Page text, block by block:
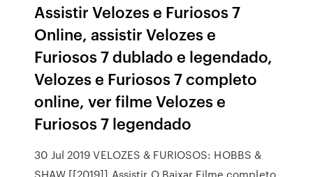
Assistir Velozes e Furiosos 7
Online, assistir Velozes e
Furiosos 7 dublado e legendado,
Velozes e Furiosos 7 completo
online, ver filme Velozes e
Furiosos 7 legendado
30 Jul 2019 VELOZES & FURIOSOS: HOBBS &
SHAW [[2019]] Assistir O Baixar Filme completo